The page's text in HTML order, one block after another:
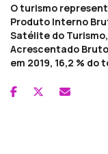
O turismo
Produto Interno
Satélite do
Acrescentado
em 2019, 16,2 % do